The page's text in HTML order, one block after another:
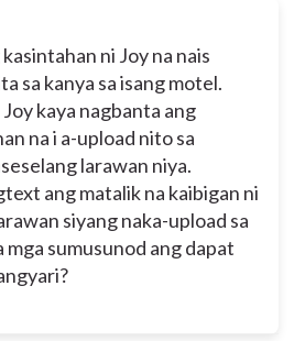
ni Joy na nais
sa kanya sa isang motel.
kaya nagbanta ang
na i a-upload nito sa
larawan niya.
ang matalik na kaibigan ni
siyang naka-upload sa
mga sumusunod ang dapat